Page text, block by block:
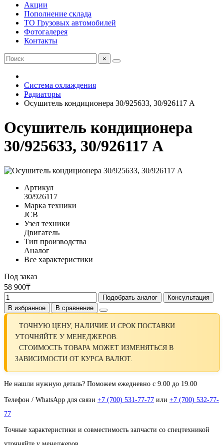
Акции
Пополнение склада
ТО Грузовых автомобилей
Фотогалерея
Контакты
×
Система охлаждения
Радиаторы
Осушитель кондиционера 30/925633, 30/926117 А
Осушитель кондиционера
30/925633, 30/926117 А
Артикул
30/926117
Марка техники
JCB
Узел техники
Двигатель
Тип производства
Аналог
Все характеристики
Под заказ
58 900₸
Подобрать аналог
Консультация
В избранное
В сравнение
ТОЧНУЮ ЦЕНУ, НАЛИЧИЕ И СРОК ПОСТАВКИ
УТОЧНЯЙТЕ У МЕНЕДЖЕРОВ.
СТОИМОСТЬ ТОВАРА МОЖЕТ ИЗМЕНЯТЬСЯ В
ЗАВИСИМОСТИ ОТ КУРСА ВАЛЮТ.
Не нашли нужную деталь? Поможем ежедневно с 9.00 до 19.00
Телефон / WhatsApp для связи +7 (700) 531-77-77 или +7 (700) 532-77-
77
Точные характеристики и совместимость запчасти со спецтехникой